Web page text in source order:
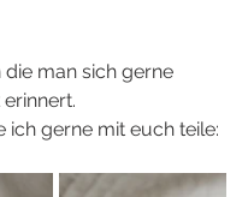
die man sich gerne
ich gerne mit euch teile: